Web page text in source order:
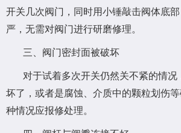
开关几次阀门，同时用小锤敲击阀体底
严，无需对阀门进行研磨修理。
三、阀门密封面被破坏
对于试着多次开关仍然关不紧的情况
坏了，或者是腐蚀、介质中的颗粒划伤
种情况应报修处理。